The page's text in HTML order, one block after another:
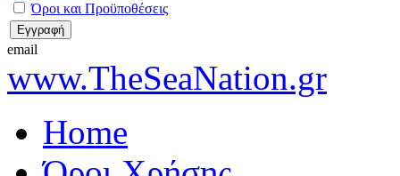
Όροι και Προϋποθέσεις
email
www.TheSeaNation.gr
Home